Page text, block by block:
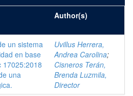
Author(s)
un sistema
en base
17025:2018
una
Uvillus Herrera,
Andrea Carolina;
Cisneros Terán,
Brenda Luzmila,
Director